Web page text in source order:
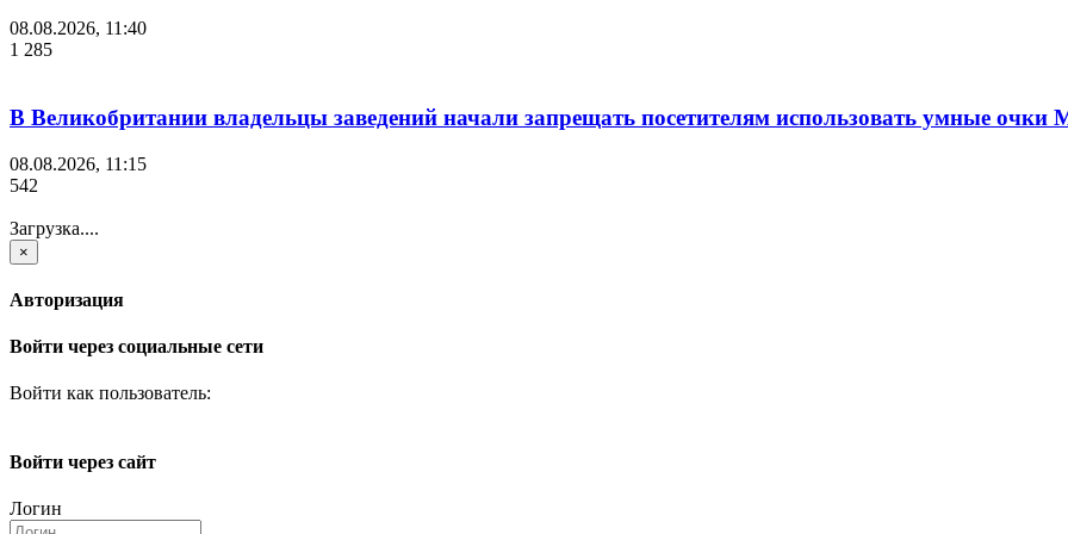
08.08.2026, 11:40
1 285
В Великобритании владельцы заведений начали запрещать посетителям использовать умные очки
08.08.2026, 11:15
542
Загрузка....
×
Авторизация
Войти через социальные сети
Войти как пользователь:
Войти через сайт
Логин